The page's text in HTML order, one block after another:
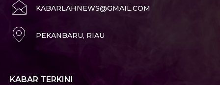
KABARLAHNEWS@GMAIL.COM
PEKANBARU, RIAU
KABAR TERKINI